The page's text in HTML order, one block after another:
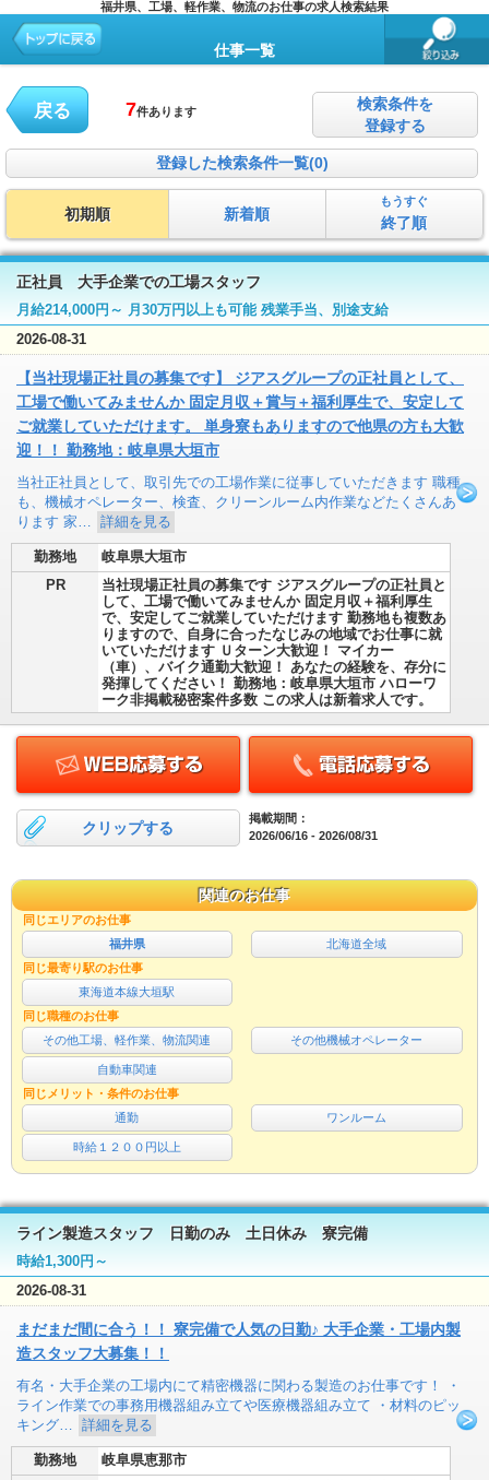
福井県、工場、軽作業、物流のお仕事の求人検索結果
仕事一覧
戻る 7件あります
検索条件を
登録する
登録した検索条件一覧(0)
初期順 新着順
もうすぐ
終了順
正社員 大手企業での工場スタッフ
月給214,000円～ 月30万円以上も可能 残業手当、別途支給
2026-08-31
【当社現場正社員の募集です】 ジアスグループの正社員として、
工場で働いてみませんか 固定月収＋賞与＋福利厚生で、安定して
ご就業していただけます。 単身寮もありますので他県の方も大歓
迎！！ 勤務地：岐阜県大垣市
当社正社員として、取引先での工場作業に従事していただきます 職種
も、機械オペレーター、検査、クリーンルーム内作業などたくさんあ
ります 家…
詳細を見る
勤務地
岐阜県大垣市
PR
当社現場正社員の募集です ジアスグループの正社員と
して、工場で働いてみませんか 固定月収＋福利厚生
で、安定してご就業していただけます 勤務地も複数あ
りますので、自身に合ったなじみの地域でお仕事に就
いていただけます Ｕターン大歓迎！ マイカー
（車）、バイク通勤大歓迎！ あなたの経験を、存分に
発揮してください！ 勤務地：岐阜県大垣市 ハローワ
ーク非掲載秘密案件多数 この求人は新着求人です。
クリップする
掲載期間：
2026/06/16 - 2026/08/31
関連のお仕事
同じエリアのお仕事
福井県
北海道全域
同じ最寄り駅のお仕事
東海道本線大垣駅
同じ職種のお仕事
その他工場、軽作業、物流関連
その他機械オペレーター
自動車関連
同じメリット・条件のお仕事
通勤
ワンルーム
時給１２００円以上
ライン製造スタッフ 日勤のみ 土日休み 寮完備
時給1,300円～
2026-08-31
まだまだ間に合う！！ 寮完備で人気の日勤♪ 大手企業・工場内製
造スタッフ大募集！！
有名・大手企業の工場内にて精密機器に関わる製造のお仕事です！ ・
ライン作業での事務用機器組み立てや医療機器組み立て ・材料のピッ
キング…
詳細を見る
勤務地
岐阜県恵那市